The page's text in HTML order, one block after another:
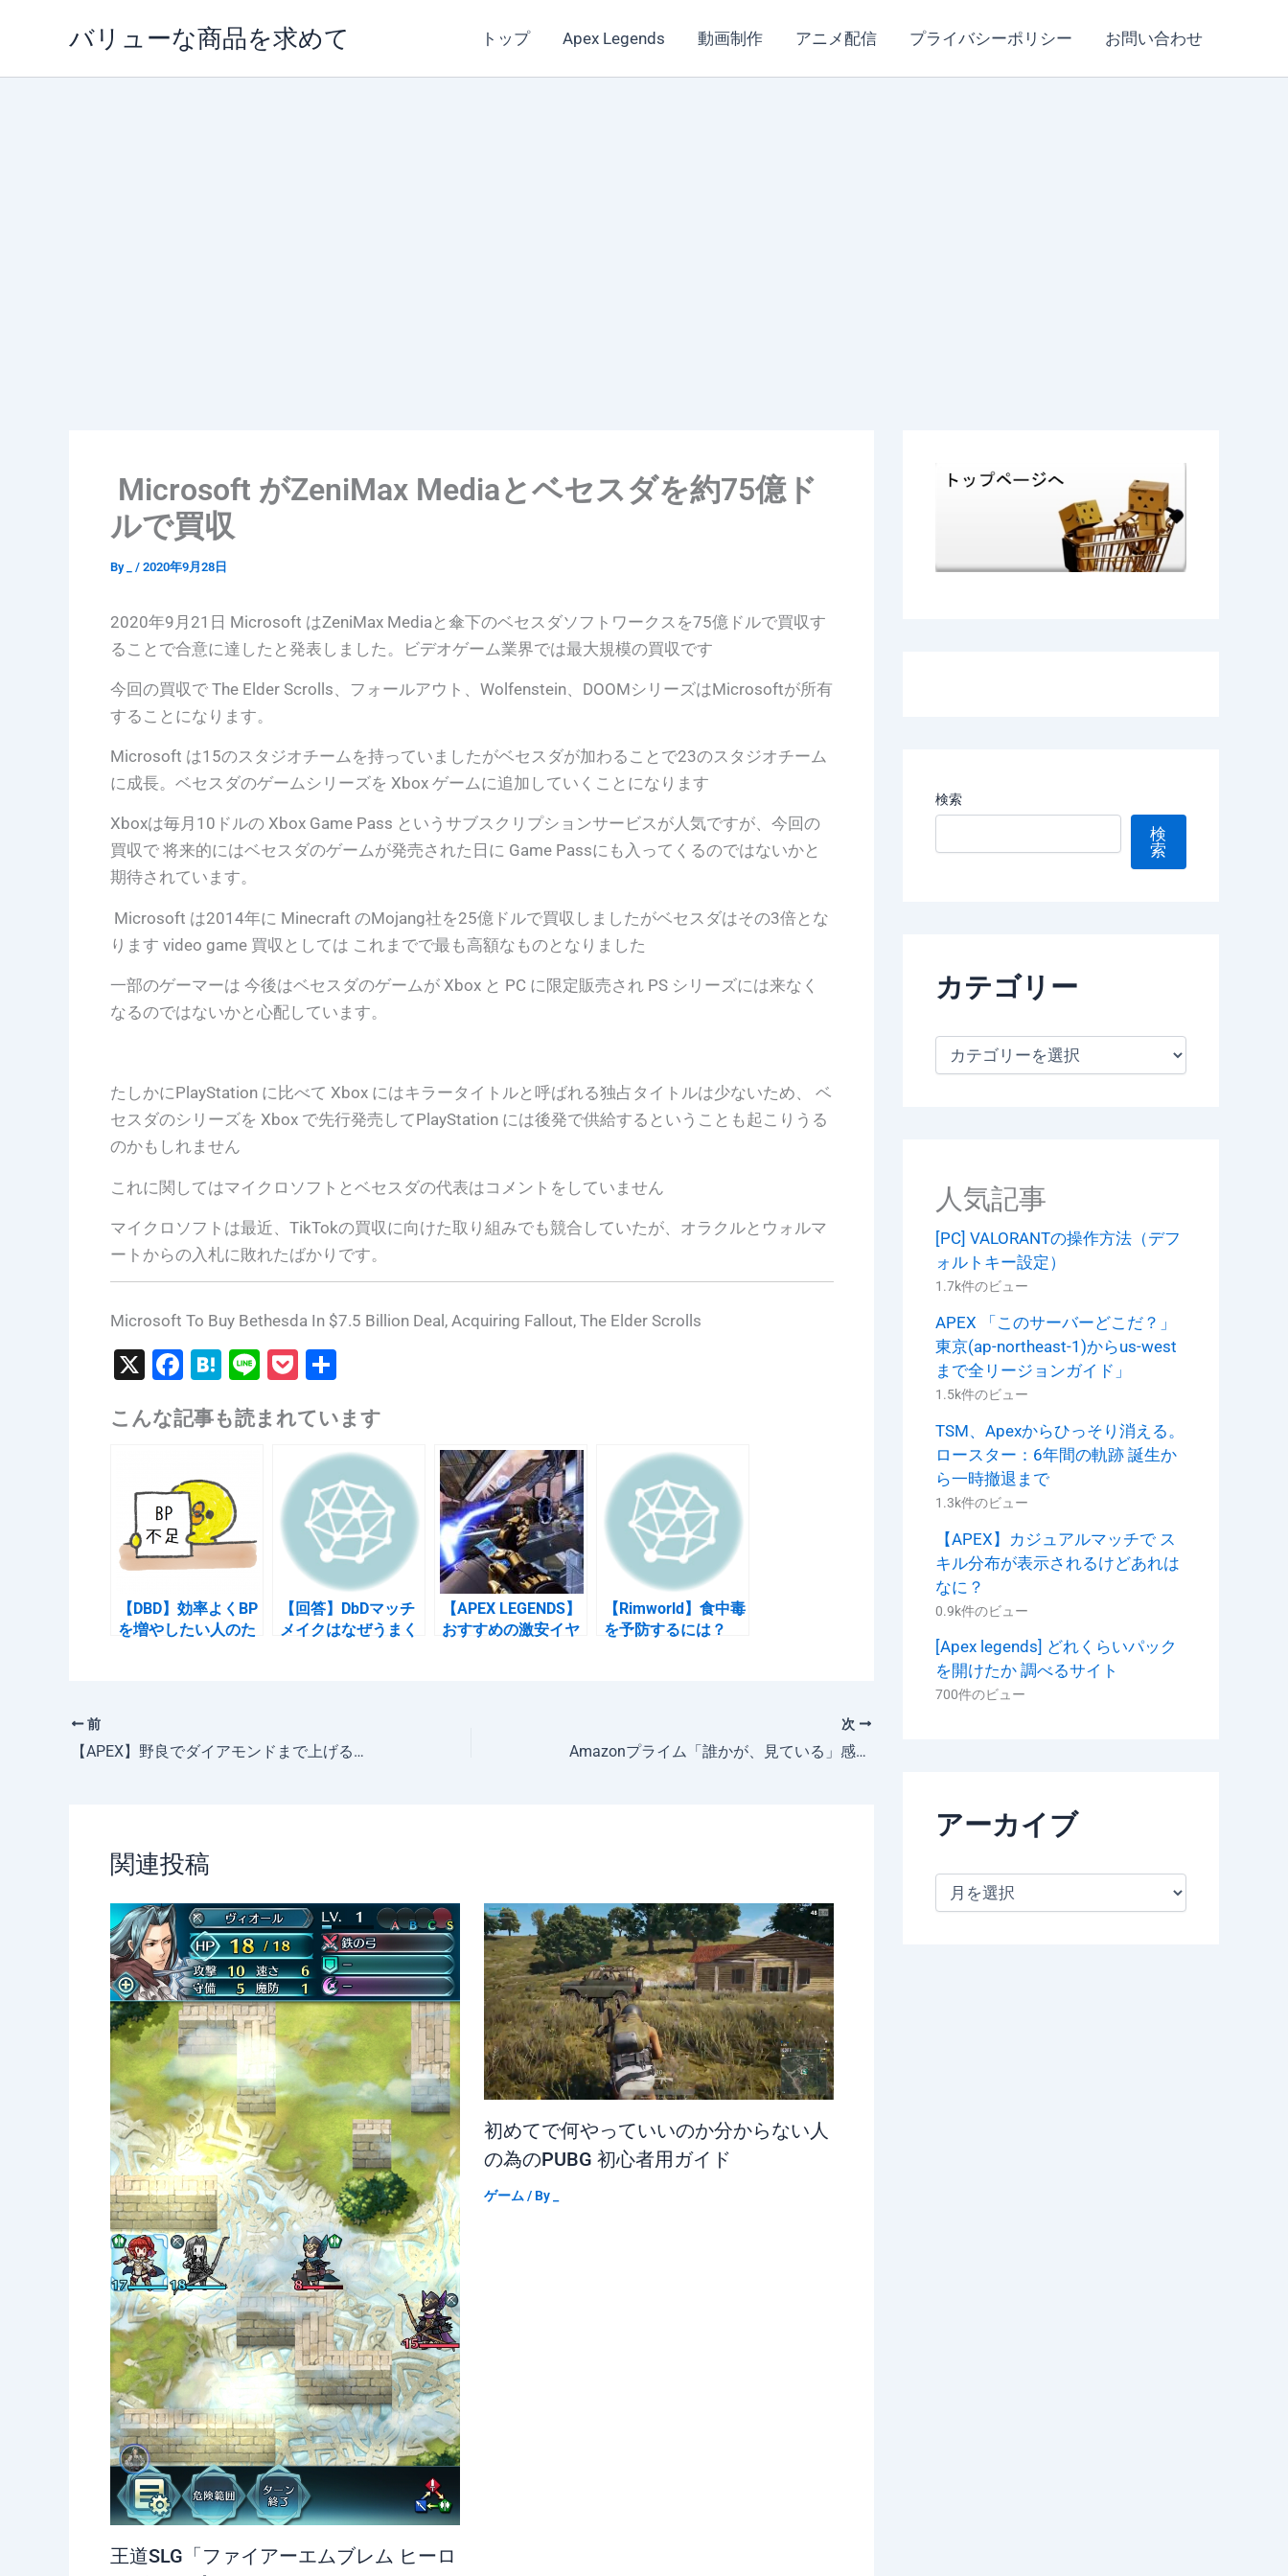
バリューな商品を求めて トップ Apex Legends 動画制作 アニメ配信 プライバシーポリシー お問い合わせ
Microsoft がZeniMax Mediaとベセスダを約75億ド
ルで買収
By / 2020年9月28日
2020年9月21日 Microsoft はZeniMax Mediaと傘下のベセスダソフトワークスを75億ドルで買収す
ることで合意に達したと発表しました。ビデオゲーム業界では最大規模の買収です
今回の買収で The Elder Scrolls、フォールアウト、Wolfenstein、DOOMシリーズはMicrosoftが所有
することになります。
Microsoft は15のスタジオチームを持っていましたがベセスダが加わることで23のスタジオチーム
に成長。ベセスダのゲームシリーズを Xbox ゲームに追加していくことになります
Xboxは毎月10ドルの Xbox Game Pass というサブスクリプションサービスが人気ですが、今回の
買収で 将来的にはベセスダのゲームが発売された日に Game Passにも入ってくるのではないかと
期待されています。
Microsoft は2014年に Minecraft のMojang社を25億ドルで買収しましたがベセスダはその3倍とな
ります video game 買収としては これまでで最も高額なものとなりました
一部のゲーマーは 今後はベセスダのゲームが Xbox と PC に限定販売され PS シリーズには来なく
なるのではないかと心配しています。
たしかにPlayStation に比べて Xbox にはキラータイトルと呼ばれる独占タイトルは少ないため、 ベ
セスダのシリーズを Xbox で先行発売してPlayStation には後発で供給するということも起こりうる
のかもしれません
これに関してはマイクロソフトとベセスダの代表はコメントをしていません
マイクロソフトは最近、TikTokの買収に向けた取り組みでも競合していたが、オラクルとウォルマ
ートからの入札に敗れたばかりです。
Microsoft To Buy Bethesda In $7.5 Billion Deal, Acquiring Fallout, The Elder Scrolls
X F
c
b
o
o
k
H
e
a
Li
e
P
c
k
et
共
こんな記事も読まれています
【DBD】効率よくBP
を増やしたい人のた
【回答】DbDマッチ
メイクはなぜうまく
【APEX LEGENDS】
おすすめの激安イヤ
【Rimworld】食中毒
を予防するには？
前
【APEX】野良でダイアモンドまで上げるコツ【PC：シーズン6】
次
Amazonプライム「誰かが、見ている」感想 「ダメかもしれんと思った」
関連投稿
王道SLG「ファイアーエムブレム ヒーロ
初めてで何やっていいのか分からない人
の為のPUBG 初心者用ガイド
ゲーム/ By
検索
検
索
カテゴリー
人気記事
[PC] VALORANTの操作方法（デフ
ォルトキー設定）
1.7k件のビュー
APEX 「このサーバーどこだ？」
東京(ap-northeast-1)からus-west
まで全リージョンガイド」
1.5k件のビュー
TSM、Apexからひっそり消える。
ロースター：6年間の軌跡 誕生か
ら一時撤退まで
1.3k件のビュー
【APEX】カジュアルマッチで ス
キル分布が表示されるけどあれは
なに？
0.9k件のビュー
[Apex legends] どれくらいパック
を開けたか 調べるサイト
700件のビュー
アーカイブ